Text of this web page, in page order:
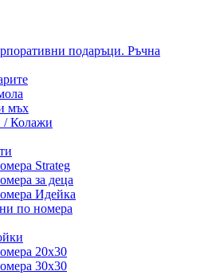
подаръци. Ръчна
мъх
/ Колажи
Strateg
за деца
Идейка
по номера
20x30
30x30